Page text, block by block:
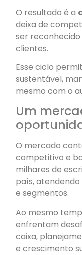
O resultado é a
deixa de
ser
clientes.
Esse ciclo
sustentável,
mesmo com o
Um
O mercado
competitivo e
milhares de
país,
e segmentos.
Ao mesmo
enfrentam
caixa,
e crescimento